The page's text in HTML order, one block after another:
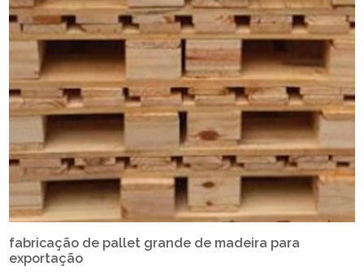
fabricação de pallet grande de madeira para
exportação